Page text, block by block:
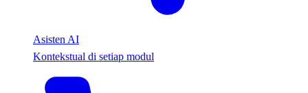
Asisten AI
Kontekstual di setiap modul